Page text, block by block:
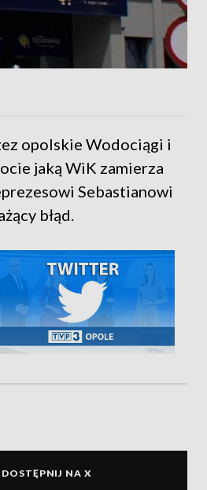
opolskie Wodociągi i
jaką WiK zamierza
Sebastianowi
błąd.
NA X